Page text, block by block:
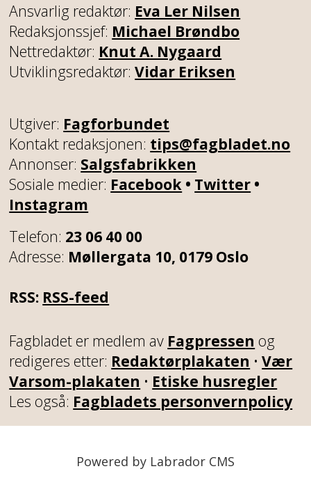
Ansvarlig redaktør: Eva Ler Nilsen
Redaksjonssjef: Michael Brøndbo
Nettredaktør: Knut A. Nygaard
Utviklingsredaktør:Vidar Eriksen
Utgiver: Fagforbundet
Kontakt redaksjonen: tips@fagbladet.no
Annonser: Salgsfabrikken
Sosiale medier: Facebook • Twitter •
Instagram
Telefon: 23 06 40 00
Adresse: Møllergata 10, 0179 Oslo
RSS: RSS-feed
Fagbladet er medlem av Fagpressen og
redigeres etter: Redaktørplakaten • Vær
Varsom-plakaten • Etiske husregler
Les også: Fagbladets personvernpolicy
Powered by Labrador CMS